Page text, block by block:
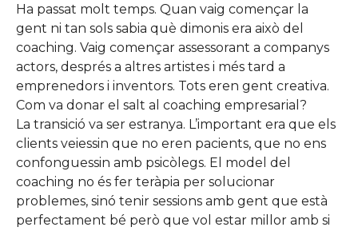
Ha passat molt temps. Quan vaig començar la
gent ni tan sols sabia què dimonis era això del
coaching. Vaig començar assessorant a companys
actors, després a altres artistes i més tard a
emprenedors i inventors. Tots eren gent creativa.
Com va donar el salt al coaching empresarial?
La transició va ser estranya. L’important era que els
clients veiessin que no eren pacients, que no ens
confonguessin amb psicòlegs. El model del
coaching no és fer teràpia per solucionar
problemes, sinó tenir sessions amb gent que està
perfectament bé però que vol estar millor amb si